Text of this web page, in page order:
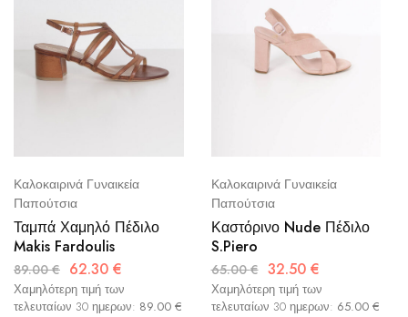
Καλοκαιρινά Γυναικεία
Παπούτσια
Ταμπά Χαμηλό Πέδιλο
Makis Fardoulis
89.00€ 62.30 €
Χαμηλότερη τιμή των
τελευταίων 30 ημερων: 89.00 €
Καλοκαιρινά Γυναικεία
Παπούτσια
Καστόρινο Nude Πέδιλο
S.Piero
65.00€ 32.50 €
Χαμηλότερη τιμή των
τελευταίων 30 ημερων: 65.00 €